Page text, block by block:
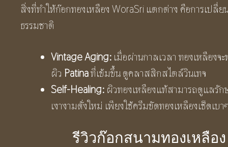
สิ่งที่ทำให้ก๊อกทองเหลือง WoraSri แตกต่าง คือการเป
ธรรมชาติ
Vintage Aging: เมื่อผ่านกาลเวลา ทองเหลืองจ
ผิว Patinaที่เข้มขึ้น ดูคลาสสิกสไตล์วินเทจ
Self-Healing: ผิวทองเหลืองแท้สามารถดูแลรัก
เงางามดั่งใหม่ เพียงใช้ครีมขัดทองเหลืองเช็ดเบ
รีวิวก๊อกสนามทองเหลือง